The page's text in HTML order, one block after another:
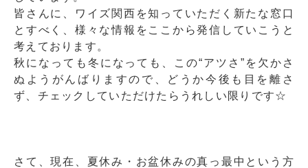
皆さんに、ワイズ関西を知っていただく新たな窓口
とすべく、様々な情報をここから発信していこうと
考えております。
秋になっても冬になっても、この“アツさ”を欠かさ
ぬようがんばりますので、どうか今後も目を離さ
ず、チェックしていただけたらうれしい限りです☆
さて、現在、夏休み・お盆休みの真っ最中という方